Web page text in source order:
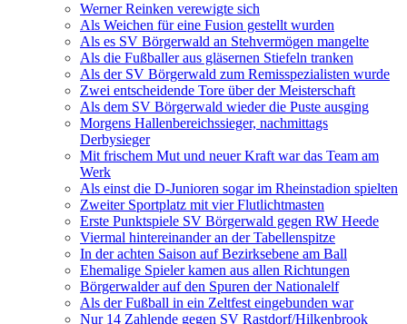
Werner Reinken verewigte sich
Als Weichen für eine Fusion gestellt wurden
Als es SV Börgerwald an Stehvermögen mangelte
Als die Fußballer aus gläsernen Stiefeln tranken
Als der SV Börgerwald zum Remisspezialisten wurde
Zwei entscheidende Tore über der Meisterschaft
Als dem SV Börgerwald wieder die Puste ausging
Morgens Hallenbereichssieger, nachmittags
Derbysieger
Mit frischem Mut und neuer Kraft war das Team am
Werk
Als einst die D-Junioren sogar im Rheinstadion spielten
Zweiter Sportplatz mit vier Flutlichtmasten
Erste Punktspiele SV Börgerwald gegen RW Heede
Viermal hintereinander an der Tabellenspitze
In der achten Saison auf Bezirksebene am Ball
Ehemalige Spieler kamen aus allen Richtungen
Börgerwalder auf den Spuren der Nationalelf
Als der Fußball in ein Zeltfest eingebunden war
Nur 14 Zahlende gegen SV Rastdorf/Hilkenbrook